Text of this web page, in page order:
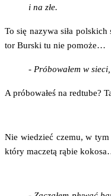
i na złe.
To się nazy­wa siła
tor Bur­ski tu nie pomoże…
- Pró­bo­wa­łem w
A pró­bo­wa­łeś na red­tu­be?
Nie wie­dzieć cze­mu, w
któ­ry macze­tą rąbie